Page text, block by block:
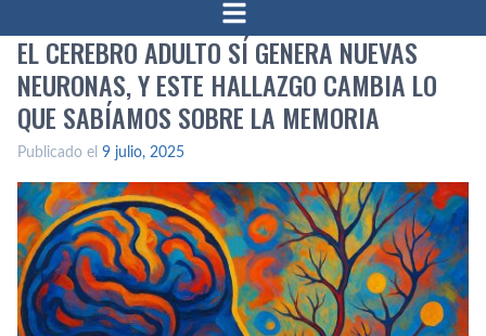
EL CEREBRO ADULTO SÍ GENERA NUEVAS
NEURONAS, Y ESTE HALLAZGO CAMBIA LO
QUE SABÍAMOS SOBRE LA MEMORIA
Publicado el 9 julio, 2025